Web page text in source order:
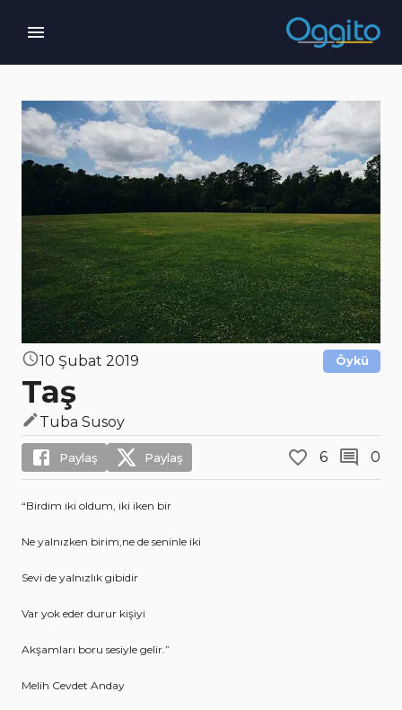
10 Şubat 2019 Öykü
Taş
Tuba Susoy
Paylaş Paylaş 6 0
“Birdim iki oldum, iki iken bir
Ne yalnızken birim,ne de seninle iki
Sevi de yalnızlık gibidir
Var yok eder durur kişiyi
Akşamları boru sesiyle gelir.”
Melih Cevdet Anday